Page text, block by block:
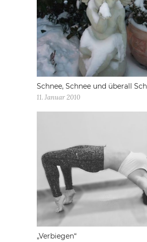
Schnee, Schnee und überall
11. Januar 2010
„Verbiegen“